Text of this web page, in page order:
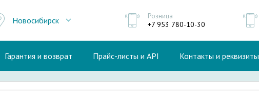
Новосибирск Розница
+7 953 780-10-30
Гарантия и возврат Прайс-листы и API Контакты и реквизиты